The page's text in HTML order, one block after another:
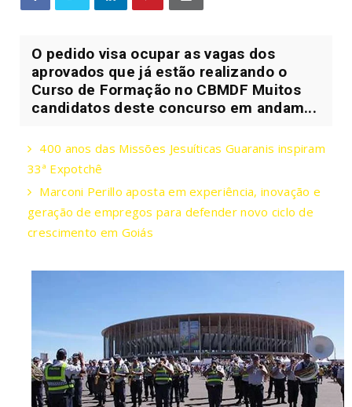
O pedido visa ocupar as vagas dos
aprovados que já estão realizando o
Curso de Formação no CBMDF Muitos
candidatos deste concurso em andam...
400 anos das Missões Jesuíticas Guaranis inspiram
33ª Expotchê
Marconi Perillo aposta em experiência, inovação e
geração de empregos para defender novo ciclo de
crescimento em Goiás